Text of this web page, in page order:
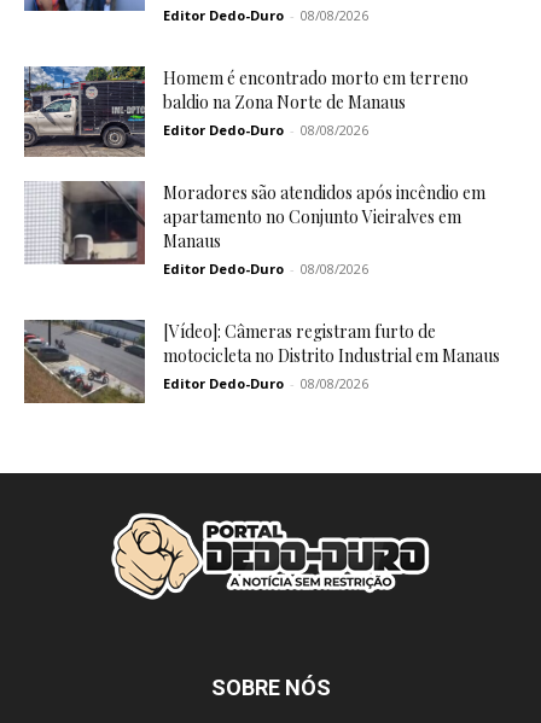
Editor Dedo-Duro - 08/08/2026
Homem é encontrado morto em terreno
baldio na Zona Norte de Manaus
Editor Dedo-Duro - 08/08/2026
Moradores são atendidos após incêndio em
apartamento no Conjunto Vieiralves em
Manaus
Editor Dedo-Duro - 08/08/2026
[Vídeo]: Câmeras registram furto de
motocicleta no Distrito Industrial em Manaus
Editor Dedo-Duro - 08/08/2026
SOBRE NÓS